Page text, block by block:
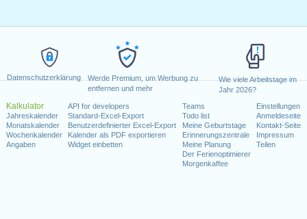
Datenschutzerklärung
Werde Premium, um Werbung zu
entfernen und mehr
Wie viele Arbeitstage im
Jahr 2026?
Kalkulator
Jahreskalender
Monatskalender
Wochenkalender
Angaben
API for developers
Standard-Excel-Export
Benutzerdefinierter Excel-Export
Kalender als PDF exportieren
Widget einbetten
Teams
Todo list
Meine Geburtstage
Erinnerungszentrale
Meine Planung
Der Ferienoptimierer
Morgenkaffee
Einstellungen
Anmeldeseite
Kontakt-Seite
Impressum
Teilen